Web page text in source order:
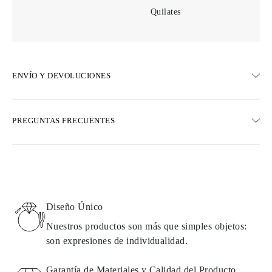
Quilates
ENVÍO Y DEVOLUCIONES
Opciones de entrega exprés también están disponibles
Detalles sobre métodos de envío, costos y tiempos de entrega se
pueden encontrar en laspreguntas frecuentes sobre la entrega
PREGUNTAS FRECUENTES
Diseño Único
Nuestros productos son más que simples objetos:
son expresiones de individualidad.
Garantía de Materiales y Calidad del Producto